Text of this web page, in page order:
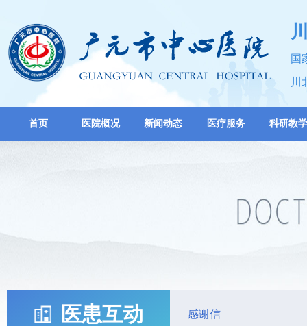
国
川
首页 医院概况 新闻动态 医疗服务 科研教学
医患互动 感谢信